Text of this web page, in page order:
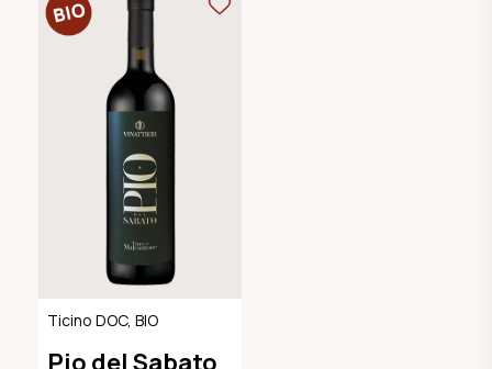
Ticino DOC, BIO
Pio del Sabato